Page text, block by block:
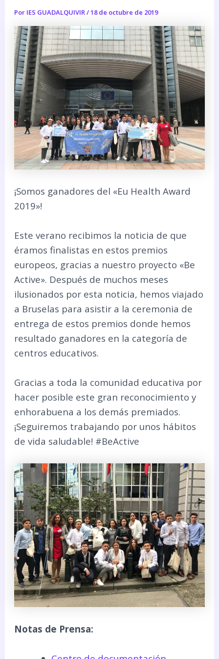
Por IES GUADALQUIVIR/18 de octubre de 2019
¡Somos ganadores del «Eu Health Award
2019»!
Este verano recibimos la noticia de que
éramos finalistas en estos premios
europeos, gracias a nuestro proyecto «Be
Active». Después de muchos meses
ilusionados por esta noticia, hemos viajado
a Bruselas para asistir a la ceremonia de
entrega de estos premios donde hemos
resultado ganadores en la categoría de
centros educativos.
Gracias a toda la comunidad educativa por
hacer posible este gran reconocimiento y
enhorabuena a los demás premiados.
¡Seguiremos trabajando por unos hábitos
de vida saludable! #BeActive
Notas de Prensa: